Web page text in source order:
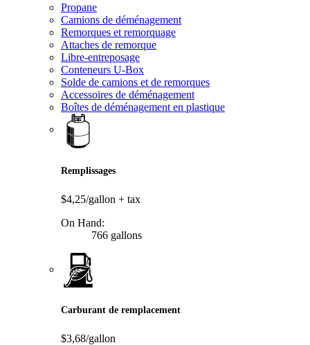
Propane
Camions de déménagement
Remorques et remorquage
Attaches de remorque
Libre-entreposage
Conteneurs U-Box
Solde de camions et de remorques
Accessoires de déménagement
Boîtes de déménagement en plastique
Remplissages
$4,25/gallon + tax
On Hand:
766 gallons
Carburant de remplacement
$3,68/gallon